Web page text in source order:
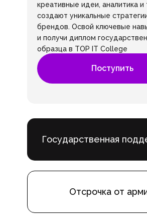
креативные идеи, аналитика и
создают уникальные
брендов. Освой ключевые
и получи диплом
образца в TOP IT College
Поступить
Отсрочка от
Государственная